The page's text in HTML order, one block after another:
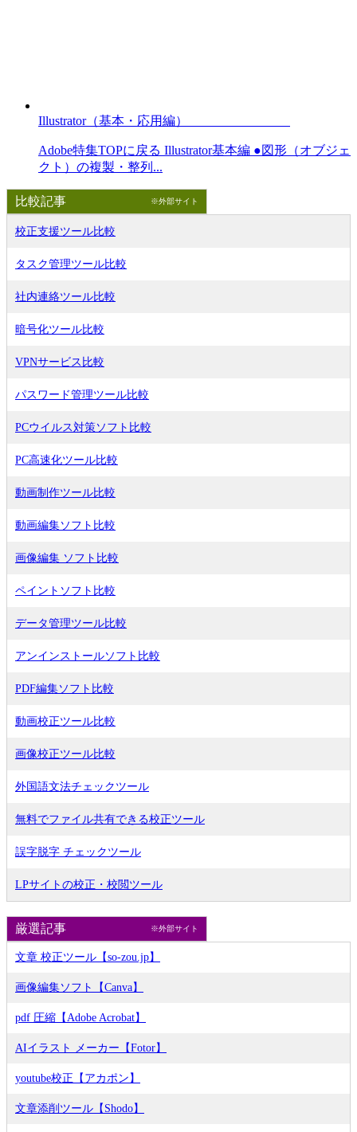
Illustrator（基本・応用編）
Adobe特集TOPに戻る Illustrator基本編 ●図形（オブジェ
クト）の複製・整列...
比較記事 ※外部サイト
校正支援ツール比較
タスク管理ツール比較
社内連絡ツール比較
暗号化ツール比較
VPNサービス比較
パスワード管理ツール比較
PCウイルス対策ソフト比較
PC高速化ツール比較
動画制作ツール比較
動画編集ソフト比較
画像編集 ソフト比較
ペイントソフト比較
データ管理ツール比較
アンインストールソフト比較
PDF編集ソフト比較
動画校正ツール比較
画像校正ツール比較
外国語文法チェックツール
無料でファイル共有できる校正ツール
誤字脱字 チェックツール
LPサイトの校正・校閲ツール
厳選記事 ※外部サイト
文章 校正ツール【so-zou.jp】
画像編集ソフト【Canva】
pdf 圧縮【Adobe Acrobat】
AIイラスト メーカー【Fotor】
youtube校正【アカポン】
文章添削ツール【Shodo】